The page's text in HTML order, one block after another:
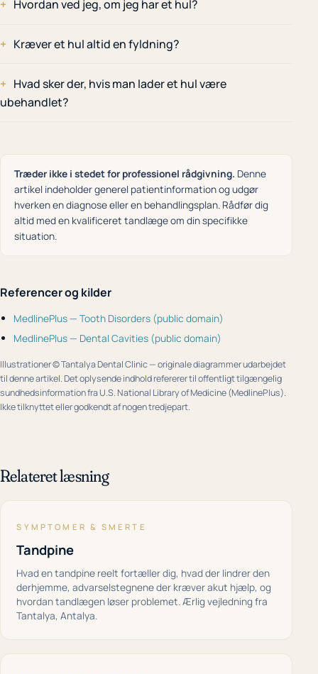
Hvordan ved jeg, om jeg har et hul?
Kræver et hul altid en fyldning?
Hvad sker der, hvis man lader et hul være
ubehandlet?
Træder ikke i stedet for professionel rådgivning. Denne
artikel indeholder generel patientinformation og udgør
hverken en diagnose eller en behandlingsplan. Rådfør dig
altid med en kvalificeret tandlæge om din specifikke
situation.
Referencer og kilder
MedlinePlus — Tooth Disorders (public domain)
MedlinePlus — Dental Cavities (public domain)
Illustrationer © Tantalya Dental Clinic — originale diagrammer udarbejdet
til denne artikel. Det oplysende indhold refererer til offentligt tilgængelig
sundhedsinformation fra U.S. National Library of Medicine (MedlinePlus).
Ikke tilknyttet eller godkendt af nogen tredjepart.
Relateret læsning
SYMPTOMER & SMERTE
Tandpine
Hvad en tandpine reelt fortæller dig, hvad der lindrer den
derhjemme, advarselstegnene der kræver akut hjælp, og
hvordan tandlægen løser problemet. Ærlig vejledning fra
Tantalya, Antalya.